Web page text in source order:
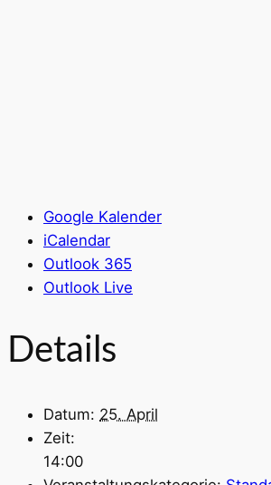
Google Kalender
iCalendar
Outlook 365
Outlook Live
Details
Datum: 25. April
Zeit:
14:00